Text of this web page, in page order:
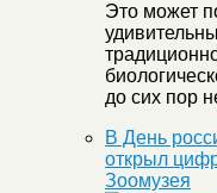
Это может
до сих пор
В День
открыл
Зоомузея